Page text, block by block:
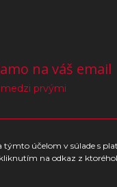
na váš email
prvými
týmto účelom v súlade s
na odkaz z